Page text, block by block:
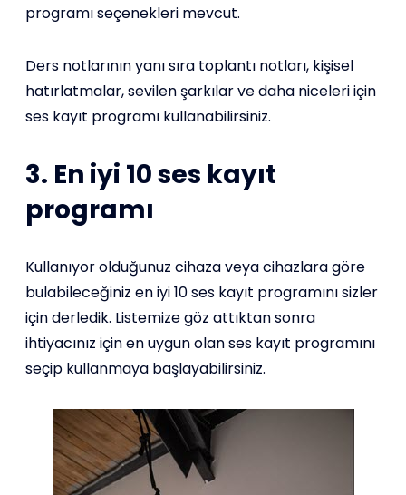
programı seçenekleri mevcut.
Ders notlarının yanı sıra toplantı notları, kişisel
hatırlatmalar, sevilen şarkılar ve daha niceleri için
ses kayıt programı kullanabilirsiniz.
3. En iyi 10 ses kayıt
programı
Kullanıyor olduğunuz cihaza veya cihazlara göre
bulabileceğiniz en iyi 10 ses kayıt programını sizler
için derledik. Listemize göz attıktan sonra
ihtiyacınız için en uygun olan ses kayıt programını
seçip kullanmaya başlayabilirsiniz.